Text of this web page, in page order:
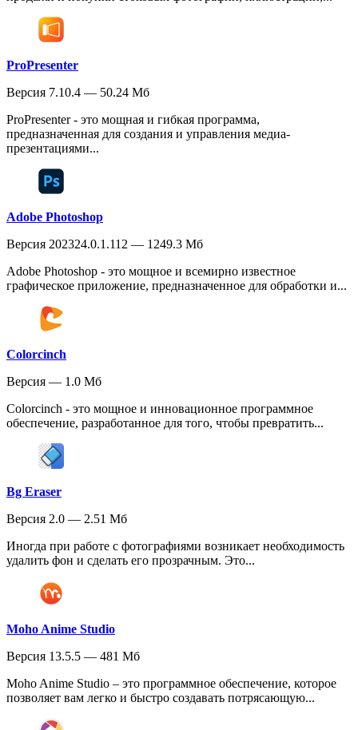
ProPresenter
Версия 7.10.4 — 50.24 Мб
ProPresenter - это мощная и гибкая программа,
предназначенная для создания и управления медиа-
презентациями...
Adobe Photoshop
Версия 202324.0.1.112 — 1249.3 Мб
Adobe Photoshop - это мощное и всемирно известное
графическое приложение, предназначенное для обработки и...
Colorcinch
Версия — 1.0 Мб
Colorcinch - это мощное и инновационное программное
обеспечение, разработанное для того, чтобы превратить...
Bg Eraser
Версия 2.0 — 2.51 Мб
Иногда при работе с фотографиями возникает необходимость
удалить фон и сделать его прозрачным. Это...
Moho Anime Studio
Версия 13.5.5 — 481 Мб
Moho Anime Studio – это программное обеспечение, которое
позволяет вам легко и быстро создавать потрясающую...